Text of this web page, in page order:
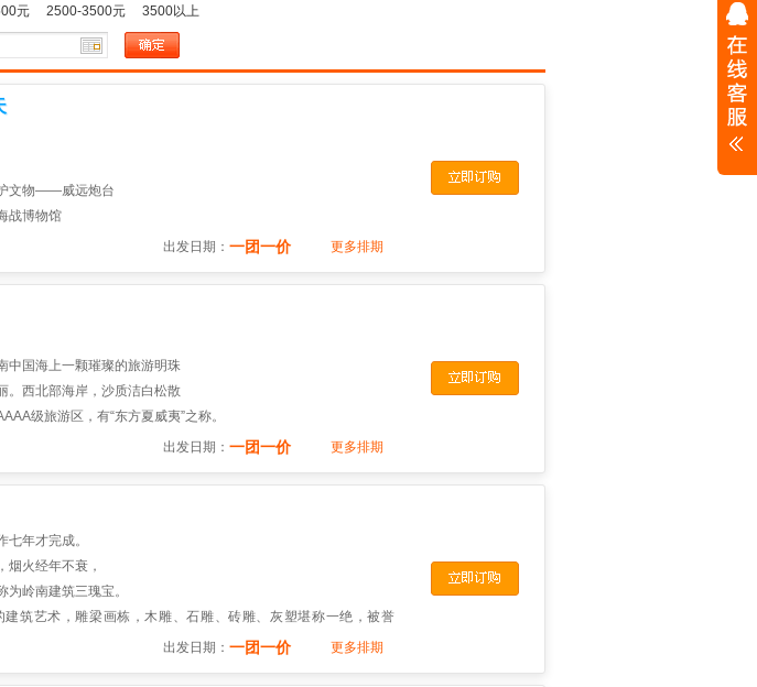
元 2500-3500元 3500以上
文物——威远炮台
战博物馆
出发日期： 一团一价 更多排期
中国海上一颗璀璨的旅游明珠
。西北部海岸，沙质洁白松散
级旅游区，有“东方夏威夷”之称。
出发日期： 一团一价 更多排期
年才完成。
烟火经年不衰，
岭南建筑三瑰宝。
筑艺术，雕梁画栋，木雕、石雕、砖雕、灰塑堪称一绝，被誉
出发日期： 一团一价 更多排期